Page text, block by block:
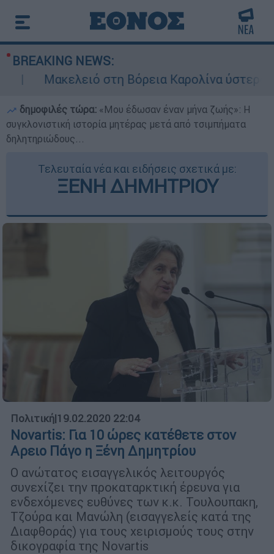
BREAKING NEWS:
στη Βόρεια Καρολίνα ύστερα από
δημοφιλές τώρα: «Μου έδωσαν έναν μήνα ζωής»: Η
συγκλονιστική ιστορία μητέρας μετά από τσιμπήματα
δηλητηριώδους...
Τελευταία νέα και ειδήσεις σχετικά με:
ΞΕΝΗ ΔΗΜΗΤΡΙΟΥ
Πολιτική|19.02.2020 22:04
Novartis: Για 10 ώρες κατέθετε στον
Αρειο Πάγο η Ξένη Δημητρίου
Ο ανώτατος εισαγγελικός λειτουργός
συνεχίζει την προκαταρκτική έρευνα για
ενδεχόμενες ευθύνες των κ.κ. Τουλουπακη,
Τζούρα και Μανώλη (εισαγγελείς κατά της
Διαφθοράς) για τους χειρισμούς τους στην
δικογραφία της Novartis